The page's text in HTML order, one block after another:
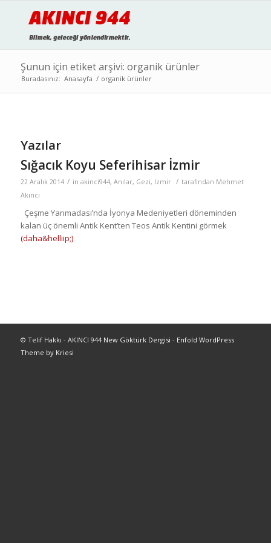
Şunun için etiket arşivi: organik ürünler
Buradasınız: Anasayfa / organik ürünler
Yazılar
Sığacık Koyu Seferihisar İzmir
22 Aralık 2014 / in akinci944, Anılar, Gezi, İzmir / tarafından Mehmet
Akıncı
Çeşme Yarımadası’nda İyonya Medeniyetleri döneminden
kalan üç önemli Antik Kent’ten Teos Antik Kentini görmek
(daha&helliip;)
© Telif Hakkı - AKINCI 944 New Göktürk Dergisi - Enfold WordPress
Theme by Kriesi